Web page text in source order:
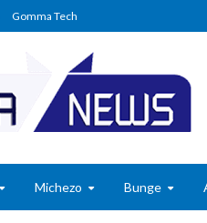
Gomma Tech
Michezo Bunge